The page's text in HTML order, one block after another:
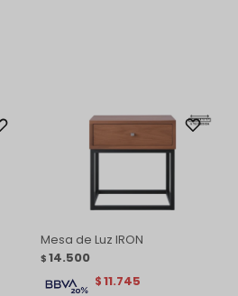
Mesa de Luz IRON
$ 14.500
$11.745